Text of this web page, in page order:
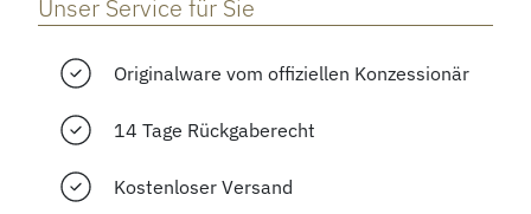
Unser Service für Sie
Originalware vom offiziellen Konzessionär
14 Tage Rückgaberecht
Kostenloser Versand